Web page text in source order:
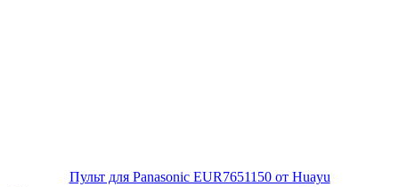
Пульт для Panasonic EUR7651150 от Huayu